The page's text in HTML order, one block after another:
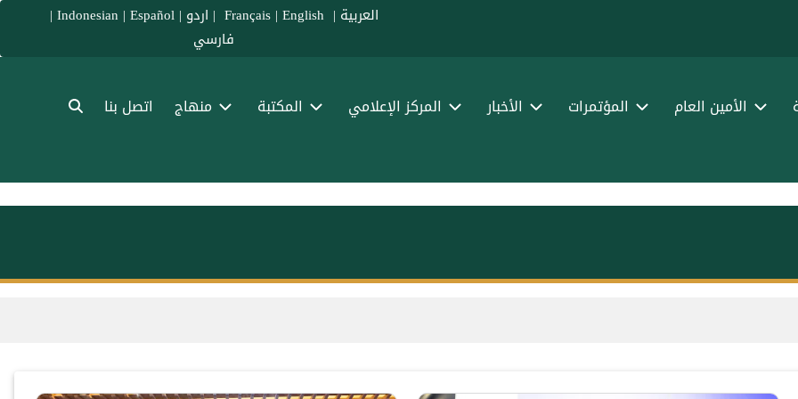
العربية |
Français
| English
| اردو |
Indonesian | Español
|
فارسي
الأمين العام المؤتمرات الأخبار المركز الإعلامي المكتبة منهاج اتصل بنا